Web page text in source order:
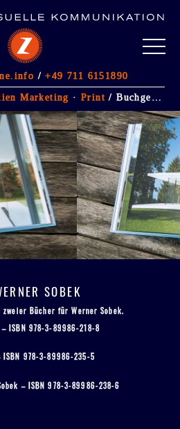
Marketing ·Print / Buchgestaltung Werner Sobek
SOBEK
Bücher für Werner Sobek.
ISBN 978-3-89986-218-8
978-3-89986-235-5
– ISBN 978-3-89986-238-6
/+49 711 6151890